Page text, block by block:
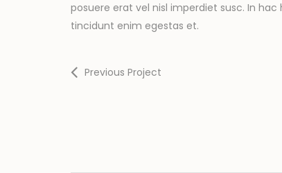
posuere erat vel nisl imperdiet susc. In
tincidunt enim egestas et.
Previous Project